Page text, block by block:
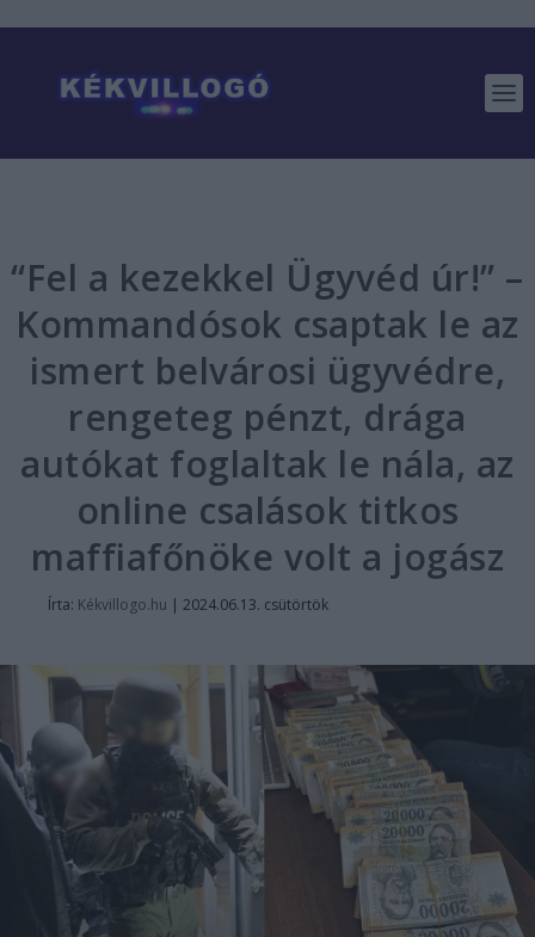
“Fel a kezekkel Ügyvéd úr!” –
Kommandósok csaptak le az
ismert belvárosi ügyvédre,
rengeteg pénzt, drága
autókat foglaltak le nála, az
online csalások titkos
maffiafőnöke volt a jogász
Írta: Kékvillogo.hu | 2024.06.13. csütörtök